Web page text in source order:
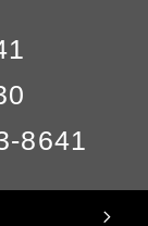
8641